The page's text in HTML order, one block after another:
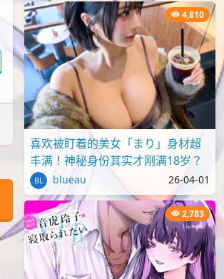
4,810
喜欢被盯着的美女「まり」身材超
丰满！神秘身份其实才刚满18岁？
blueau 26-04-01
2,783